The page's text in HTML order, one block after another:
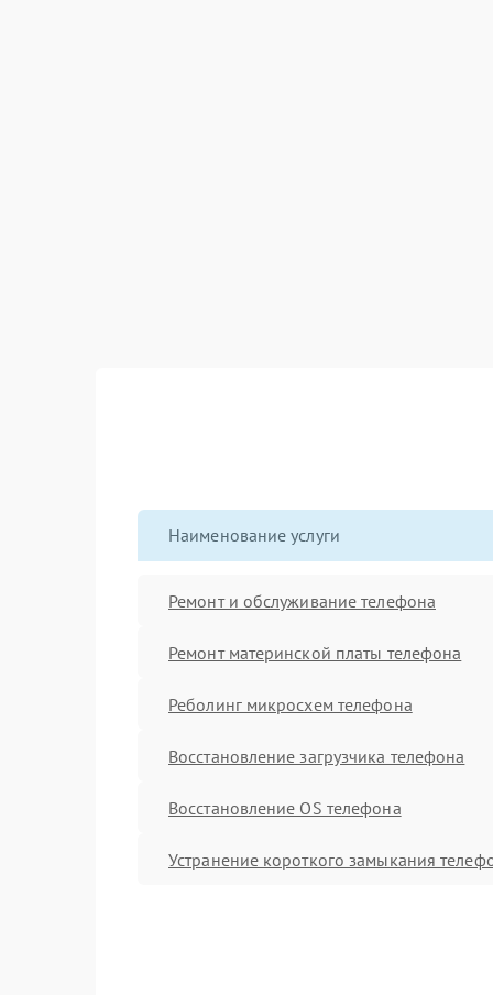
Наименование услуги
Ремонт и обслуживание телефона
Ремонт материнской платы телефона
Реболинг микросхем телефона
Восстановление загрузчика телефона
Восстановление OS телефона
Устранение короткого замыкания